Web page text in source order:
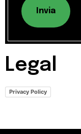
Invia
Legal
Privacy Policy